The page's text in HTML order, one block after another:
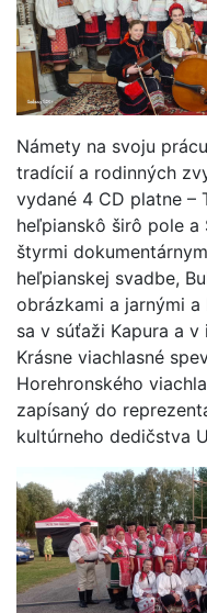
Námety na svoju
tradícií a rodinných
vydané 4 CD platne –
heľpianskô širô pole
štyrmi
heľpianskej svadbe,
obrázkami a jarnými
sa v súťaži Kapura a
Krásne viachlasné
Horehronského
zapísaný do
kultúrneho dedičstva